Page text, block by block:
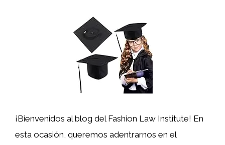
¡Bienvenidos al blog del Fashion Law Institute! En
esta ocasión, queremos adentrarnos en el